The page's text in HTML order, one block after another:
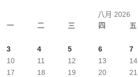
八月 2026
一
二 三 四 五
3
4 5 6 7
10
11 12 13 14
17
18 19 20 21